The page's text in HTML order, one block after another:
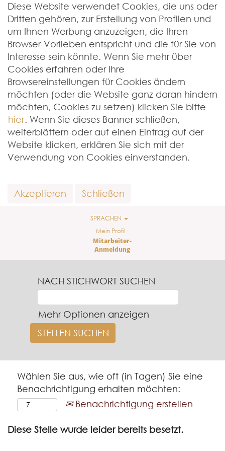
Diese Website verwendet Cookies, die uns oder
Dritten gehören, zur Erstellung von Profilen und
um Ihnen Werbung anzuzeigen, die Ihren
Browser-Vorlieben entspricht und die für Sie von
Interesse sein könnte. Wenn Sie mehr über
Cookies erfahren oder Ihre
Browsereinstellungen für Cookies ändern
möchten (oder die Website ganz daran hindern
möchten, Cookies zu setzen) klicken Sie bitte
hier. Wenn Sie dieses Banner schließen,
weiterblättern oder auf einen Eintrag auf der
Website klicken, erklären Sie sich mit der
Verwendung von Cookies einverstanden.
Akzeptieren Schließen
SPRACHEN
Mein Profil
Mitarbeiter-
Anmeldung
NACH STICHWORT SUCHEN
Mehr Optionen anzeigen
Wählen Sie aus, wie oft (in Tagen) Sie eine
Benachrichtigung erhalten möchten:
Benachrichtigung erstellen
Diese Stelle wurde leider bereits besetzt.